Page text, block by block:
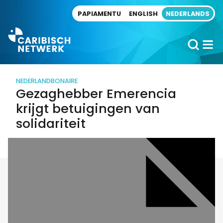
PAPIAMENTU ENGLISH NEDERLANDS
NEDERLANDBONAIRE
Gezaghebber Emerencia
krijgt betuigingen van
solidariteit